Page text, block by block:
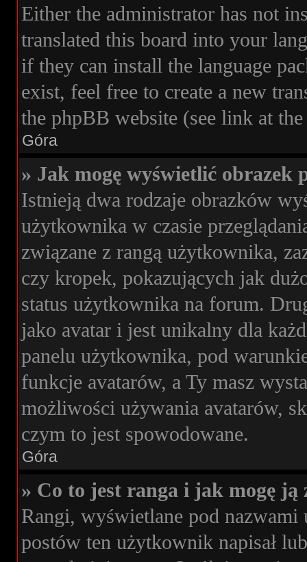
Either the administrator has not
translated this board into your
if they can install the language
exist, feel free to create a new
the phpBB website (see link at
Góra
» Jak mogę wyświetlić
Istnieją dwa rodzaje obrazków
użytkownika w czasie
związane z rangą użytkownika,
czy kropek, pokazujących jak
status użytkownika na forum.
jako avatar i jest unikalny dla
panelu użytkownika, pod
funkcje avatarów, a Ty masz
możliwości używania avatarów,
czym to jest spowodowane.
Góra
» Co to jest ranga i jak mogę ją
Rangi, wyświetlane pod
postów ten użytkownik napisał